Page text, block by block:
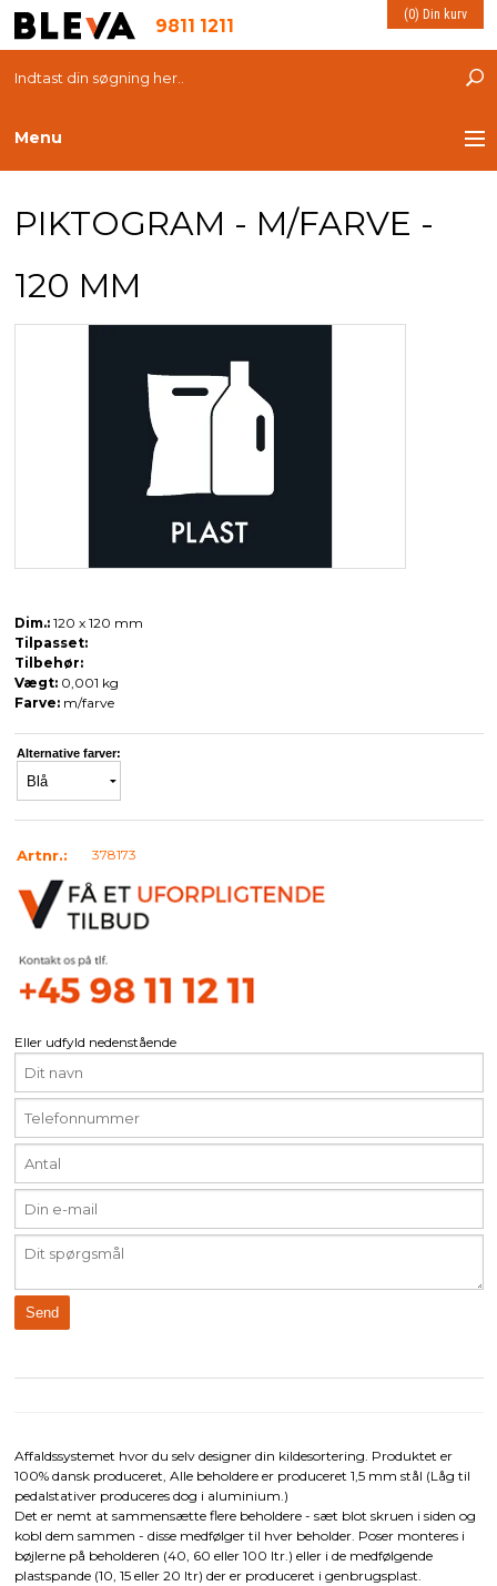
9811 1211 (0) Din kurv
Menu
ESD PRODUKTER
MILJØ OG VELFÆRD
PIKTOGRAM - M/FARVE -
120 MM
Dim.:120 x 120 mm
Tilpasset:
Tilbehør:
Vægt: 0,001 kg
Farve:m/farve
Alternative farver:
Artnr.: 378173
Eller udfyld nedenstående
Affaldssystemet hvor du selv designer din kildesortering. Produktet er
100% dansk produceret, Alle beholdere er produceret 1,5 mm stål (Låg til
pedalstativer produceres dog i aluminium.)
Det er nemt at sammensætte flere beholdere - sæt blot skruen i siden og
kobl dem sammen - disse medfølger til hver beholder. Poser monteres i
bøjlerne på beholderen (40, 60 eller 100 ltr.) eller i de medfølgende
plastspande (10, 15 eller 20 ltr) der er produceret i genbrugsplast.